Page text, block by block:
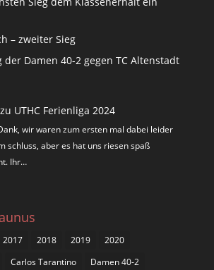
– zweiter Sieg
der Damen 40-2 gegen TC Altenstadt
zu UTHC Ferienliga 2024
wir waren zum ersten mal dabei leider
schluss, aber es hat uns riesen spaß
Ihr…
2017 2018 2019
2020
Carlos Tarantino
Damen 40-2